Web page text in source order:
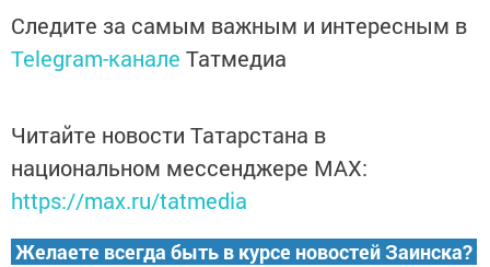
Следите за самым важным и интересным в
Telegram-канале Татмедиа
Читайте новости Татарстана в
национальном мессенджере MАХ:
https://max.ru/tatmedia
Желаете всегда быть в курсе новостей Заинска?